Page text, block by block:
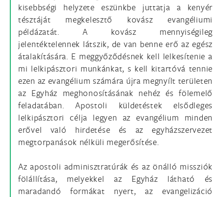
kisebbségi helyzete eszünkbe juttatja a kenyér
tésztáját megkelesztő kovász evangéliumi
példázatát. A kovász mennyiségileg
jelentéktelennek látszik, de van benne erő az egész
átalakítására. E meggyőződésnek kell lelkesítenie a
mi lelkipásztori munkánkat, s kell kitartóvá tennie
ezen az evangélium számára újra megnyílt területen
az Egyház meghonosításának nehéz és fölemelő
feladatában. Apostoli küldetéstek elsődleges
lelkipásztori célja legyen az evangélium minden
erővel való hirdetése és az egyházszervezet
megtorpanások nélküli megerősítése.
Az apostoli adminisztratúrák és az önálló missziók
fölállítása, melyekkel az Egyház látható és
maradandó formákat nyert, az evangelizáció